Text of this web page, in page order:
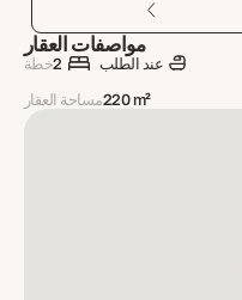
مواصفات العقار
خطة2
عند الطلب
مساحة العقار220 m²